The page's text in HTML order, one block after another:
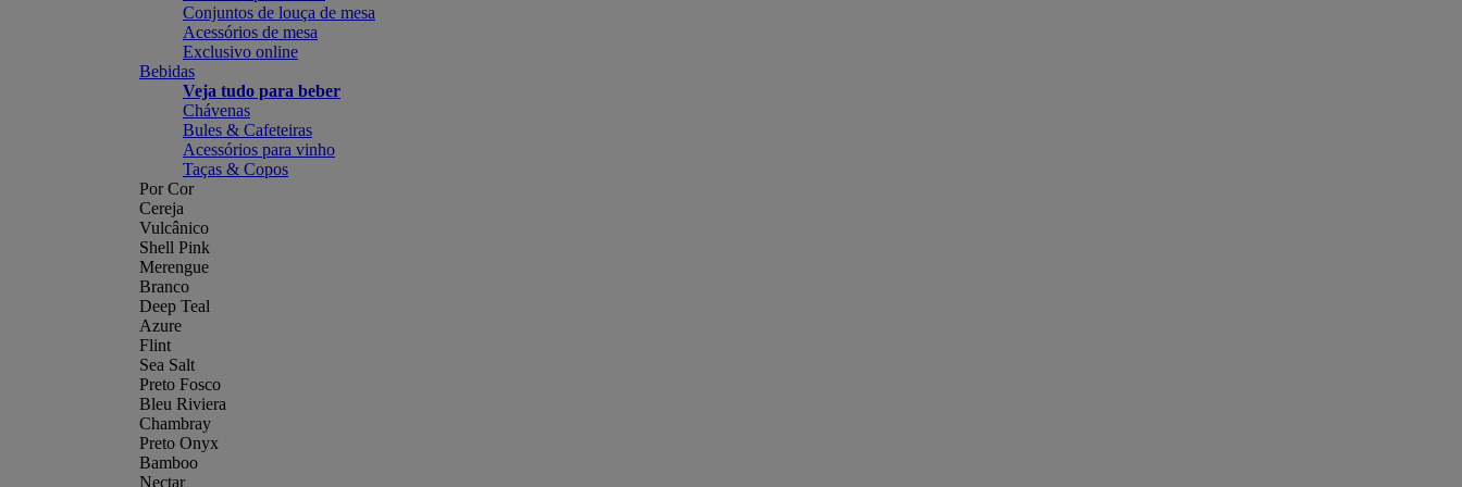
Conjuntos de louça de mesa
Acessórios de mesa
Exclusivo online
Bebidas
Veja tudo para beber
Chávenas
Bules & Cafeteiras
Acessórios para vinho
Taças & Copos
Por Cor
Cereja
Vulcânico
Shell Pink
Merengue
Branco
Deep Teal
Azure
Flint
Sea Salt
Preto Fosco
Bleu Riviera
Chambray
Preto Onyx
Bamboo
Nectar